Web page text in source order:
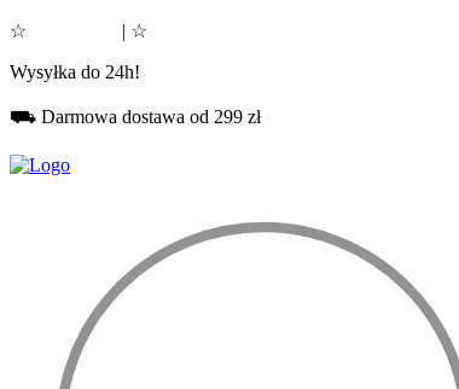
☆ | ☆
Wysyłka do 24h!
⛟ Darmowa dostawa od 299 zł